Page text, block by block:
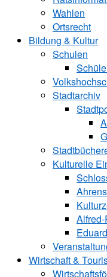
Wahlen
Ortsrecht
Bildung & Kultur
Schulen
Stadtarchiv
Kulturelle
Wirtschaft &